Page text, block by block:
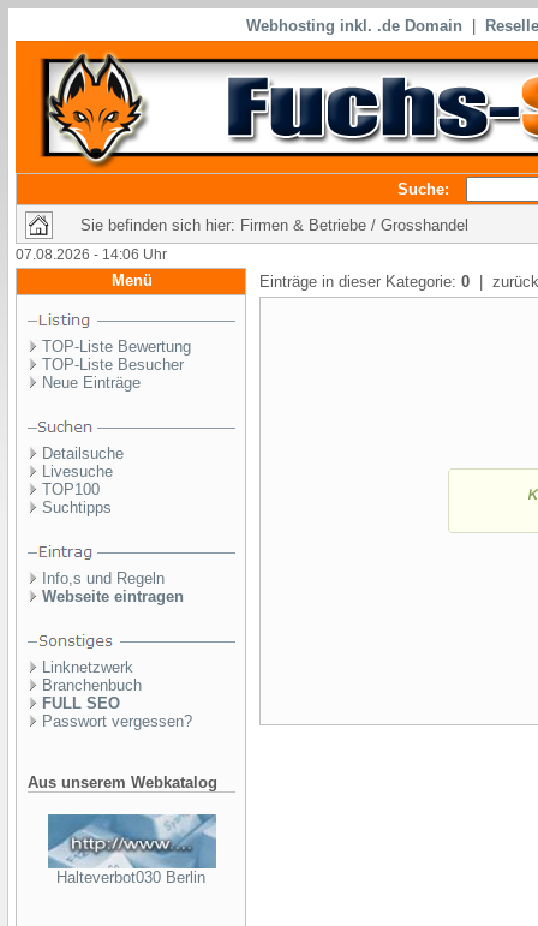
Webhosting inkl. .de Domain
Suche:
Sie befinden sich hier: Firmen & Betriebe / Grosshandel
07.08.2026 - 14:06 Uhr
Menü
TOP-Liste Bewertung
TOP-Liste Besucher
Neue Einträge
Detailsuche
Livesuche
TOP100
Suchtipps
Info,s und Regeln
Webseite eintragen
Linknetzwerk
Branchenbuch
FULL SEO
Passwort vergessen?
Aus unserem Webkatalog
Halteverbot030 Berlin
Einträge in dieser Kategorie: 0 |